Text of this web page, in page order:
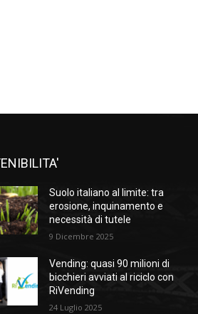
Suolo italiano al limite: tra
erosione, inquinamento e
necessità di tutele
9 Dicembre 2025
Vending: quasi 90 milioni di
bicchieri avviati al riciclo con
RiVending
24 Luglio 2025